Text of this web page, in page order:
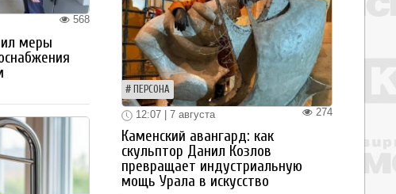
568
меры
ПЕРСОНА
274
12:07 | 7 августа
Каменский авангард: как
скульптор Данил Козлов
превращает индустриальную
мощь Урала в искусство